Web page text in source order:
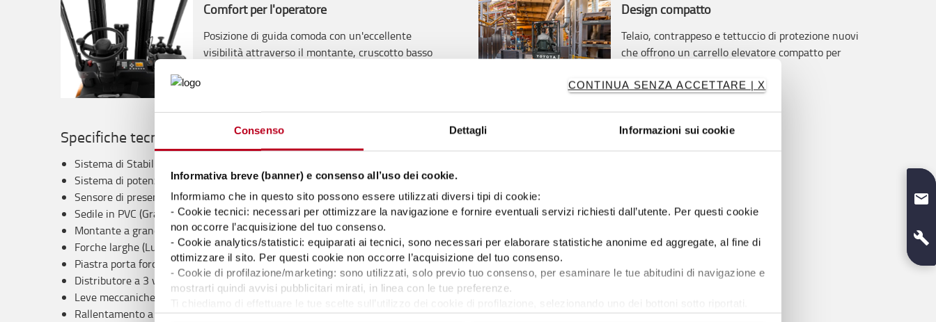
CONTINUA SENZA ACCETTARE | X
Consenso Dettagli Informazioni sui cookie
Informativa breve (banner) e consenso all’uso dei cookie.
Informiamo che in questo sito possono essere utilizzati diversi tipi di cookie:
- Cookie tecnici: necessari per ottimizzare la navigazione e fornire eventuali servizi richiesti dall’utente. Per questi cookie
non occorre l’acquisizione del tuo consenso.
- Cookie analytics/statistici: equiparati ai tecnici, sono necessari per elaborare statistiche anonime ed aggregate, al fine di
ottimizzare il sito. Per questi cookie non occorre l’acquisizione del tuo consenso.
- Cookie di profilazione/marketing: sono utilizzati, solo previo tuo consenso, per esaminare le tue abitudini di navigazione e
mostrarti quindi avvisi pubblicitari mirati, in linea con le tue preferenze.
Ti chiediamo di effettuare le tue scelte sull’utilizzo dei cookie di profilazione, selezionando uno dei bottoni sotto riportati.
Comfort per l'operatore
Posizione di guida comoda con un'eccellente
visibilità attraverso il montante, cruscotto basso
Design compatto
Telaio, contrappeso e tettuccio di protezione nuovi
che offrono un carrello elevatore compatto per
Specifiche tecniche
Sistema di Stabilità Attiva Toyota SAS incluso rallentamento in curva
Sistema di potenza Toyota AC2
Sensore di presenza operatore Toyota OPS
Sedile in PVC (Grammer MSG20)
Montante a grande visibilità (V 3270 mm)
Forche larghe (Lunchezza: 800 mm)
Piastra porta forche (Larghezza: 920 mm)
Distributore a 3 vie
Leve meccaniche laterali con selettore di direzione
Rallentamento a fine discesa